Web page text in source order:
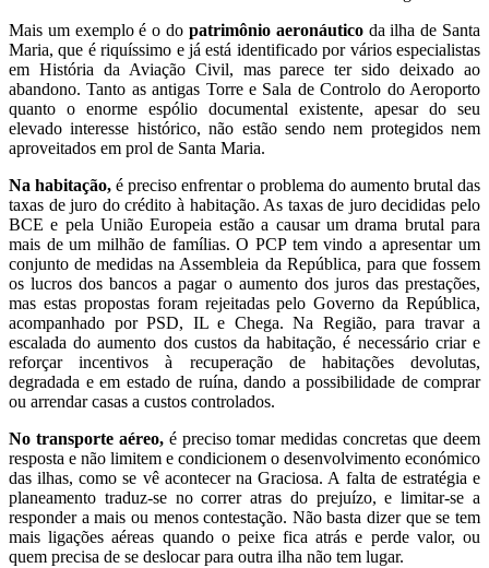
Mais um exemplo é o do patrimônio aeronáutico da ilha de Santa
Maria, que é riquíssimo e já está identificado por vários especialistas
em História da Aviação Civil, mas parece ter sido deixado ao
abandono. Tanto as antigas Torre e Sala de Controlo do Aeroporto
quanto o enorme espólio documental existente, apesar do seu
elevado interesse histórico, não estão sendo nem protegidos nem
aproveitados em prol de Santa Maria.
Na habitação, é preciso enfrentar o problema do aumento brutal das
taxas de juro do crédito à habitação. As taxas de juro decididas pelo
BCE e pela União Europeia estão a causar um drama brutal para
mais de um milhão de famílias. O PCP tem vindo a apresentar um
conjunto de medidas na Assembleia da República, para que fossem
os lucros dos bancos a pagar o aumento dos juros das prestações,
mas estas propostas foram rejeitadas pelo Governo da República,
acompanhado por PSD, IL e Chega. Na Região, para travar a
escalada do aumento dos custos da habitação, é necessário criar e
reforçar incentivos à recuperação de habitações devolutas,
degradada e em estado de ruína, dando a possibilidade de comprar
ou arrendar casas a custos controlados.
No transporte aéreo, é preciso tomar medidas concretas que deem
resposta e não limitem e condicionem o desenvolvimento económico
das ilhas, como se vê acontecer na Graciosa. A falta de estratégia e
planeamento traduz-se no correr atras do prejuízo, e limitar-se a
responder a mais ou menos contestação. Não basta dizer que se tem
mais ligações aéreas quando o peixe fica atrás e perde valor, ou
quem precisa de se deslocar para outra ilha não tem lugar.